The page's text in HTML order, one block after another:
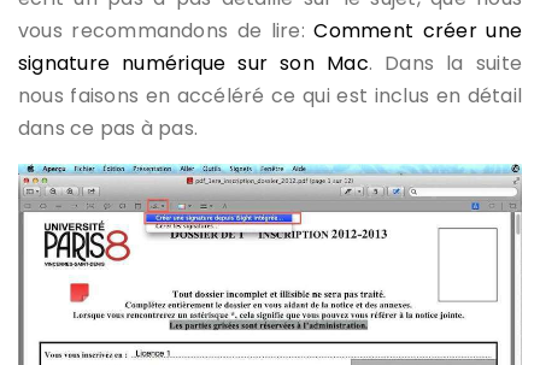
vous recommandons de lire:Comment créer une
signature numérique sur son Mac. Dans la suite
nous faisons en accéléré ce qui est inclus en détail
dans ce pas à pas.